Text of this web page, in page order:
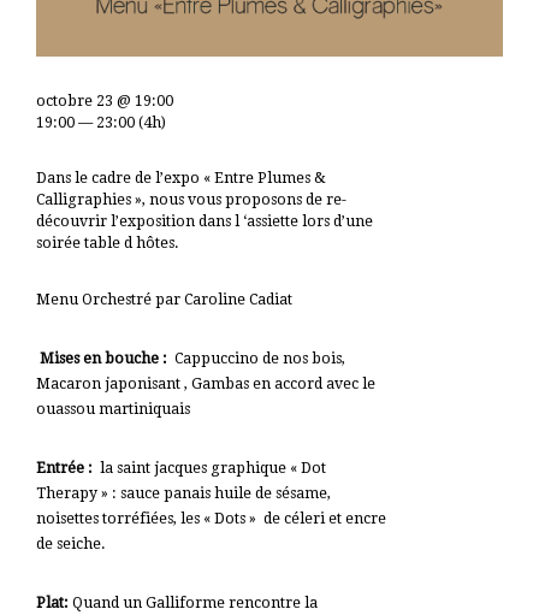
Dans le cadre de l’expo « Entre Plumes &
Calligraphies », nous vous proposons de re-
découvrir l’exposition dans l ‘assiette lors d’une
soirée table d hôtes.
Menu Orchestré par Caroline Cadiat
Mises en bouche : Cappuccino de nos bois,
Macaron japonisant , Gambas en accord avec le
ouassou martiniquais
Entrée : la saint jacques graphique « Dot
Therapy » : sauce panais huile de sésame,
noisettes torréfiées, les « Dots » de céleri et encre
de seiche.
Plat: Quand un Galliforme rencontre la
octobre 23 @ 19:00
19:00 — 23:00 (4h)